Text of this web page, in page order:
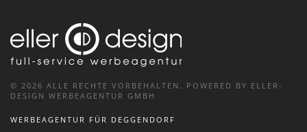
© 2026 ALLE RECHTE VORBEHALTEN. POWERED BY ELLER-
DESIGN WERBEAGENTUR GMBH
WERBEAGENTUR FÜR DEGGENDORF